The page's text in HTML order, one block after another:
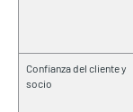
Confianza del cliente y
socio